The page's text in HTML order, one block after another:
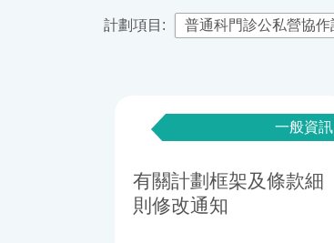
計劃項目:
一般資訊
有關計劃框架及條款細
則修改通知